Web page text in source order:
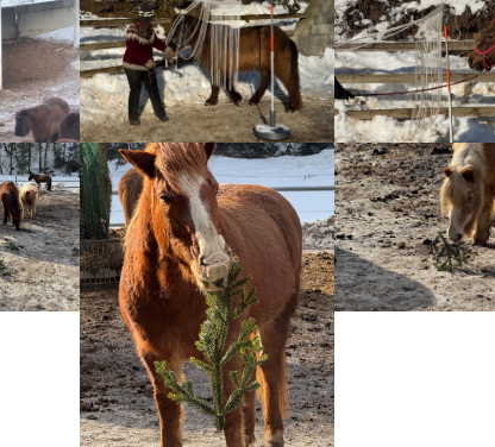
Show larger version Show larger version